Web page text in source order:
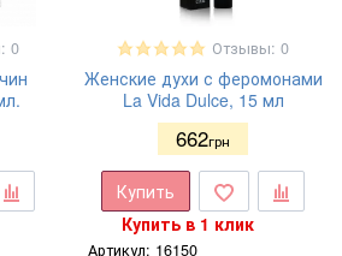
0 Отзывы: 0
Женские духи с феромонами
La Vida Dulce, 15 мл
662грн
Купить
Купить в 1 клик
Артикул: 16150